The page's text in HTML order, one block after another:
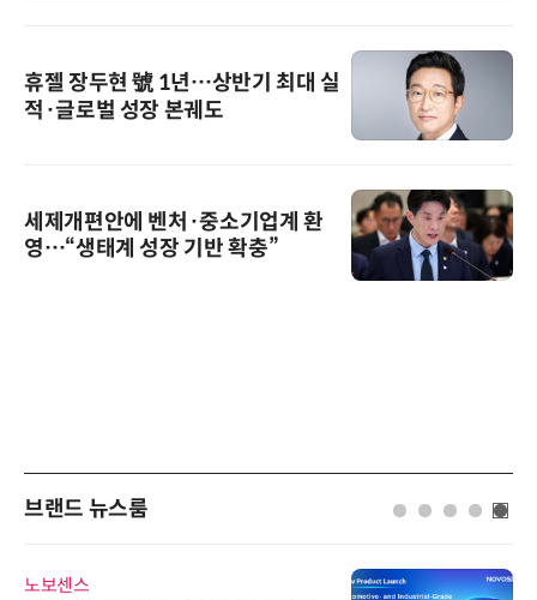
휴젤 장두현 號 1년…상반기 최대 실
적·글로벌 성장 본궤도
세제개편안에 벤처·중소기업계 환
영…“생태계 성장 기반 확충”
브랜드 뉴스룸
노보센스